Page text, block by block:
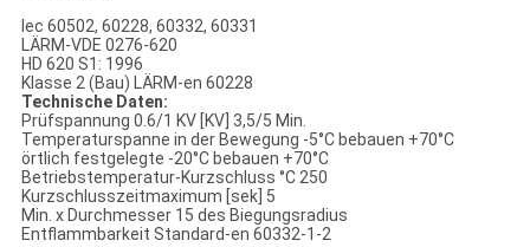
Iec 60502, 60228, 60332, 60331
LÄRM-VDE 0276-620
HD 620 S1: 1996
Klasse 2 (Bau) LÄRM-en 60228
Technische Daten:
Prüfspannung 0.6/1 KV [KV] 3,5/5 Min.
Temperaturspanne in der Bewegung -5°C bebauen +70°C
örtlich festgelegte -20°C bebauen +70°C
Betriebstemperatur-Kurzschluss °C 250
Kurzschlusszeitmaximum [sek] 5
Min. x Durchmesser 15 des Biegungsradius
Entflammbarkeit Standard-en 60332-1-2